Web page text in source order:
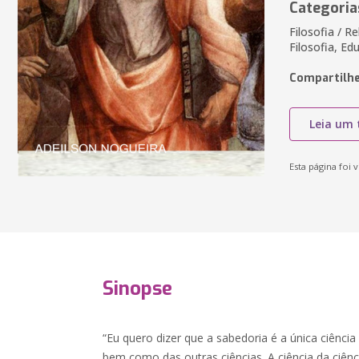
Filosofia /
Filosofia,
Leia um
Esta página foi
Sinopse
“Eu quero dizer que a sabedoria é a única